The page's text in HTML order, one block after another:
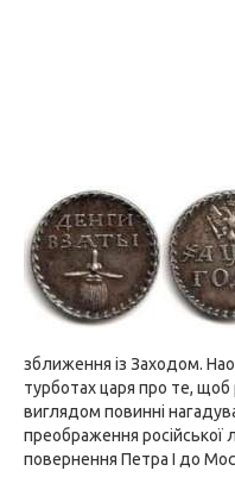
зближення із Заходом.
турботах царя про те, щоб
виглядом повинні
преображення
повернення Петра I до